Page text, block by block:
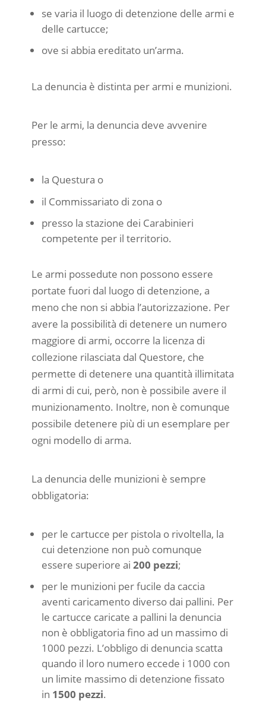
se varia il luogo di detenzione delle armi e
delle cartucce;
ove si abbia ereditato un’arma.
La denuncia è distinta per armi e munizioni.
Per le armi, la denuncia deve avvenire
presso:
la Questura o
il Commissariato di zona o
presso la stazione dei Carabinieri
competente per il territorio.
Le armi possedute non possono essere
portate fuori dal luogo di detenzione, a
meno che non si abbia l’autorizzazione. Per
avere la possibilità di detenere un numero
maggiore di armi, occorre la licenza di
collezione rilasciata dal Questore, che
permette di detenere una quantità illimitata
di armi di cui, però, non è possibile avere il
munizionamento. Inoltre, non è comunque
possibile detenere più di un esemplare per
ogni modello di arma.
La denuncia delle munizioni è sempre
obbligatoria:
per le cartucce per pistola o rivoltella, la
cui detenzione non può comunque
essere superiore ai 200 pezzi;
per le munizioni per fucile da caccia
aventi caricamento diverso dai pallini. Per
le cartucce caricate a pallini la denuncia
non è obbligatoria fino ad un massimo di
1000 pezzi. L’obbligo di denuncia scatta
quando il loro numero eccede i 1000 con
un limite massimo di detenzione fissato
in 1500 pezzi.